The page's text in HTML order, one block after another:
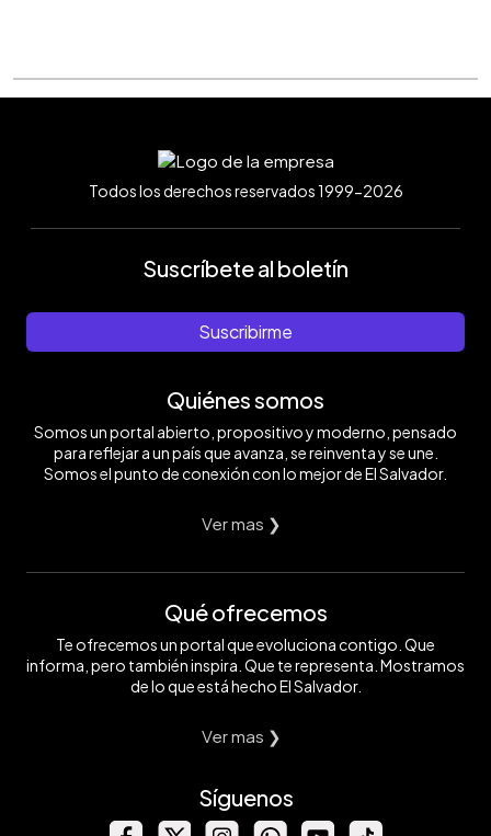
Todos los derechos reservados 1999-2026
Suscríbete al boletín
Suscribirme
Quiénes somos
Somos un portal abierto, propositivo y moderno, pensado
para reflejar a un país que avanza, se reinventa y se une.
Somos el punto de conexión con lo mejor de El Salvador.
Ver mas ❯
Qué ofrecemos
Te ofrecemos un portal que evoluciona contigo. Que
informa, pero también inspira. Que te representa. Mostramos
de lo que está hecho El Salvador.
Ver mas ❯
Síguenos